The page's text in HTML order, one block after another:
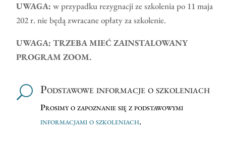
UWAGA: w przypadku rezygnacji ze szkolenia po 11 maja
202 r. nie będą zwracane opłaty za szkolenie.
UWAGA: TRZEBA MIEĆ ZAINSTALOWANY
PROGRAM ZOOM.
U Podstawowe informacje o szkoleniach
Prosimy o zapoznanie się z podstawowymi
informacjami o szkoleniach.